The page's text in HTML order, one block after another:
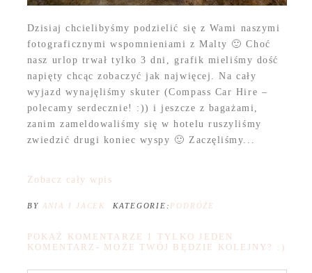
Dzisiaj chcielibyśmy podzielić się z Wami naszymi
fotograficznymi wspomnieniami z Malty 🙂 Choć
nasz urlop trwał tylko 3 dni, grafik mieliśmy dość
napięty chcąc zobaczyć jak najwięcej. Na cały
wyjazd wynajęliśmy skuter (Compass Car Hire –
polecamy serdecznie! :)) i jeszcze z bagażami,
zanim zameldowaliśmy się w hotelu ruszyliśmy
zwiedzić drugi koniec wyspy 🙂 Zaczęliśmy...
Zobacz cały wpis
BY ANIA I JACEK KATEGORIE: PODRÓŻE
POKAŻ KOMENTARZE
1 TYLKO JEDEN
KOMENTARZ- MOŻE TWÓJ BĘDZIE KOLEJNY? :)